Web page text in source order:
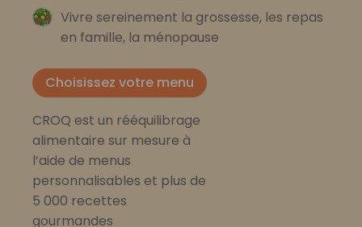
Vivre sereinement la grossesse, les repas
en famille, la ménopause
Choisissez votre menu
CROQ est un rééquilibrage
alimentaire sur mesure à
l’aide de menus
personnalisables et plus de
5 000 recettes
gourmandes